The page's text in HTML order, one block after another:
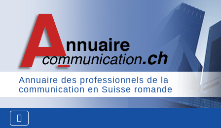
Annuaire des professionnels de la
communication en Suisse romande